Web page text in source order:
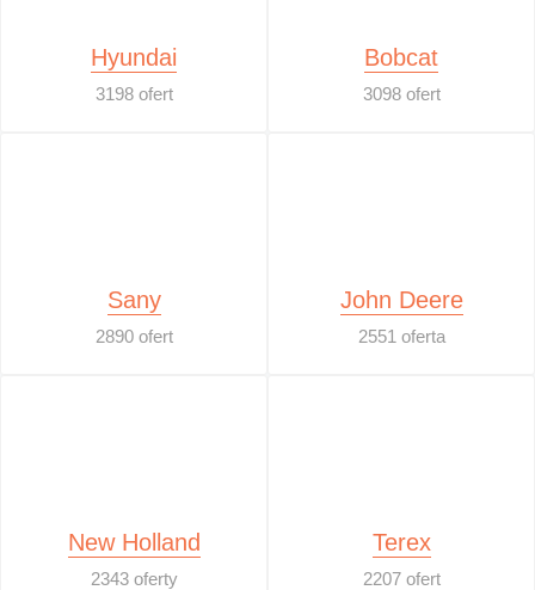
Hyundai
3198 ofert
Bobcat
3098 ofert
Sany
2890 ofert
John Deere
2551 oferta
New Holland
2343 oferty
Terex
2207 ofert